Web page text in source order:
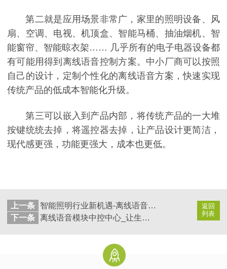
第二就是应用场景非常广，家里的照明设备、风
扇、空调、电视、机顶盒、智能马桶、抽油烟机、智
能窗帘、智能晾衣架…… 几乎所有的电子电器设备都
有可能用得到离线语音控制方案。中小厂商可以按照
自己的设计，定制个性化的离线语音方案，快速实现
传统产品的低成本智能化升级。
第三可以嵌入到产品内部，将传统产品的一大堆
按键统统去掉，将遥控器去掉，让产品设计更简洁，
现代感更强，功能更强大，成本也更低。
返回
列表
上一条
智能照明行业新机遇-离线语音控制技术（一）_轻生活科技
下一条
离线语音模块中控中心_让生活更智能离线模块方案推荐_轻生活科技